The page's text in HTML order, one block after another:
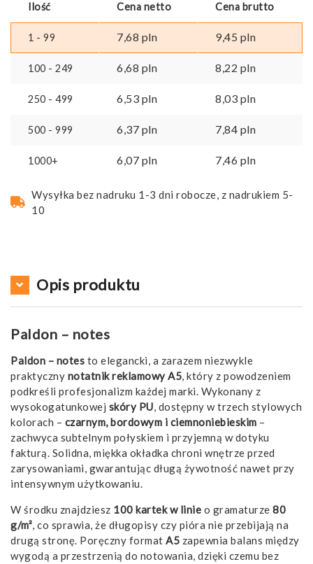
Ilość Cena netto Cena brutto
1 - 99 7,68 pln 9,45 pln
100 - 249 6,68 pln 8,22 pln
250 - 499 6,53 pln 8,03 pln
500 - 999 6,37 pln 7,84 pln
1000+ 6,07 pln 7,46 pln
Wysyłka bez nadruku 1-3 dni robocze, z nadrukiem 5-
10
Opis produktu
Paldon – notes
Paldon – notes to elegancki, a zarazem niezwykle
praktyczny notatnik reklamowy A5, który z powodzeniem
podkreśli profesjonalizm każdej marki. Wykonany z
wysokogatunkowej skóry PU, dostępny w trzech stylowych
kolorach – czarnym, bordowym i ciemnoniebieskim –
zachwyca subtelnym połyskiem i przyjemną w dotyku
fakturą. Solidna, miękka okładka chroni wnętrze przed
zarysowaniami, gwarantując długą żywotność nawet przy
intensywnym użytkowaniu.
W środku znajdziesz 100 kartek w linie o gramaturze 80
g/m², co sprawia, że długopisy czy pióra nie przebijają na
drugą stronę. Poręczny format A5 zapewnia balans między
wygodą a przestrzenią do notowania, dzięki czemu bez